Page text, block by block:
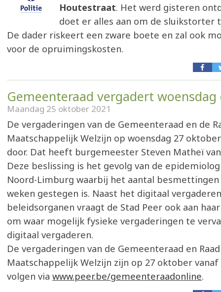
Houtestraat. Het werd gisteren
doet er alles aan om de sluikstorter
De dader riskeert een zware boete en zal ook
voor de opruimingskosten.
Gemeenteraad vergadert
Maandag 25 oktober 2021
De vergaderingen van de Gemeenteraad en de
Maatschappelijk Welzijn op woensdag 27
door. Dat heeft burgemeester Steven Matheï
Deze beslissing is het gevolg van de
Noord-Limburg waarbij het aantal
weken gestegen is. Naast het digitaal
beleidsorganen vraagt de Stad Peer ook aan
om waar mogelijk fysieke vergaderingen te
digitaal vergaderen.
De vergaderingen van de Gemeenteraad en
Maatschappelijk Welzijn zijn op 27 oktober
volgen via www.peer.be/gemeenteraadonline.